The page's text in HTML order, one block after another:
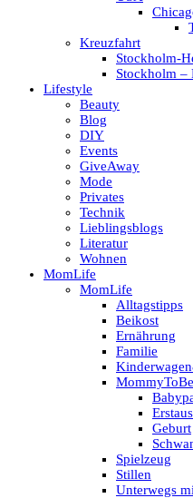
Kreuzfahrt
Stockholm-
Stockholm –
Lifestyle
Beauty
Blog
DIY
Events
GiveAway
Mode
Privates
Technik
Lieblingsblogs
Literatur
Wohnen
MomLife
MomLife
Alltagstipps
Beikost
Ernährung
Familie
MommyToBe
Geburt
Spielzeug
Stillen
Unterwegs